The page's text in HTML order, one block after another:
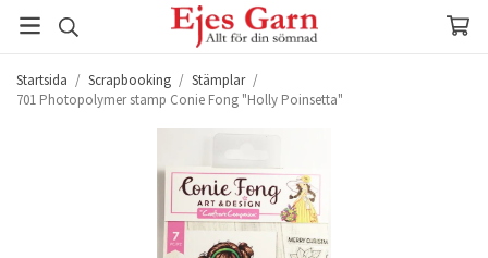
Startsida / Scrapbooking / Stämplar /
701 Photopolymer stamp Conie Fong "Holly Poinsetta"